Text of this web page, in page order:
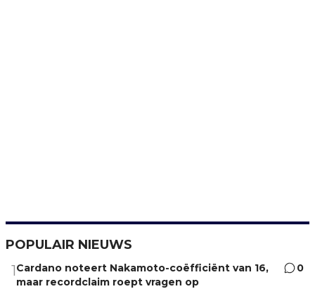
POPULAIR NIEUWS
1Cardano noteert Nakamoto-coëfficiënt van 16,
maar recordclaim roept vragen op
0